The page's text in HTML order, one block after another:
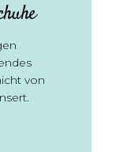
von